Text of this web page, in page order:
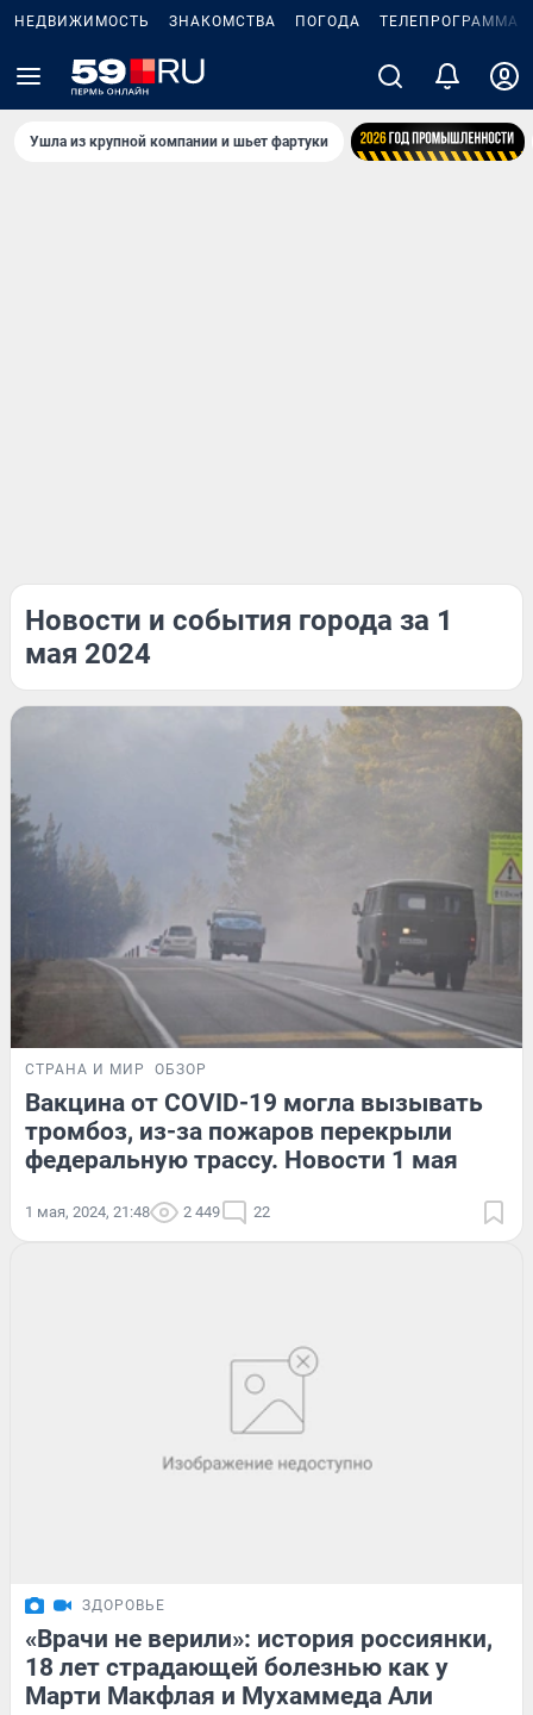
НЕДВИЖИМОСТЬ ЗНАКОМСТВА ПОГОДА ТЕЛЕПРОГРАММА
Ушла из крупной компании и шьет фартуки
Новости и события города за 1
мая 2024
СТРАНА И МИР ОБЗОР
Вакцина от COVID-19 могла вызывать
тромбоз, из-за пожаров перекрыли
федеральную трассу. Новости 1 мая
1 мая, 2024, 21:48 2 449 22
ЗДОРОВЬЕ
«Врачи не верили»: история россиянки,
18 лет страдающей болезнью как у
Марти Макфлая и Мухаммеда Али